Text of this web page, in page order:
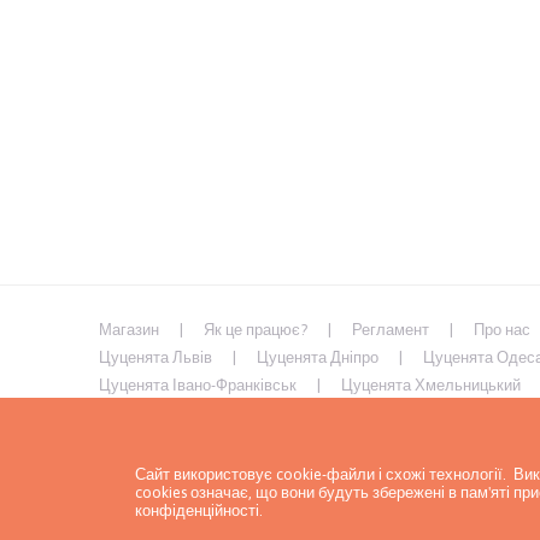
Магазин Як це працює? Регламент
Про нас
Цуценята Львів
Цуценята Дніпро
Цуценята
Цуценята Івано-Франківськ
Цуценята Хмельницький
Сайт використовує cookie-файли і схожі технології.
cookies означає, що вони будуть збережені в пам'яті
конфіденційності.